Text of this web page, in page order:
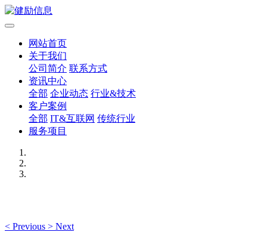
网站首页
关于我们
公司简介 联系方式
资讯中心
全部 企业动态 行业&技术
客户案例
全部 IT&互联网 传统行业
服务项目
< Previous > Next